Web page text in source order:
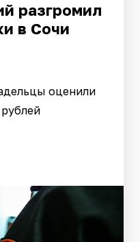
разгромил
в Сочи
оценили